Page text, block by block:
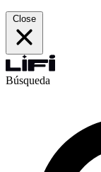
Close
Búsqueda